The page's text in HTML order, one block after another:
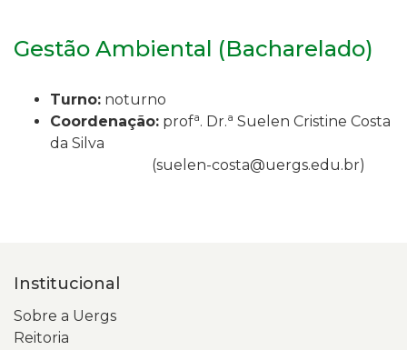
Gestão Ambiental (Bacharelado)
Turno: noturno
Coordenação: profa. Dr.a Suelen Cristine Costa
da Silva
(suelen-costa@uergs.edu.br)
Institucional
Sobre a Uergs
Reitoria